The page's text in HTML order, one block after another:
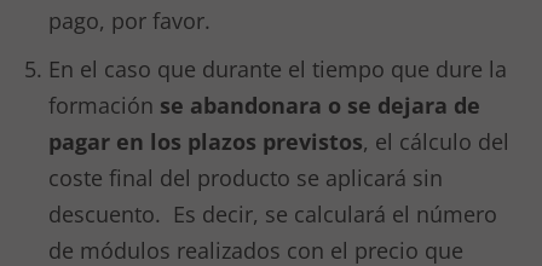
pago, por favor.
En el caso que durante el tiempo que dure la
formación se abandonara o se dejara de
pagar en los plazos previstos, el cálculo del
coste final del producto se aplicará sin
descuento. Es decir, se calculará el número
de módulos realizados con el precio que